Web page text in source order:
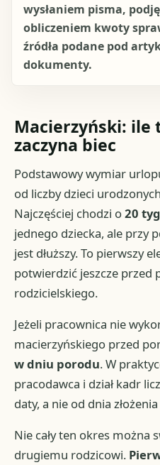
wysłaniem pisma,
obliczeniem kwoty
źródła podane pod
dokumenty.
Macierzyński: ile
zaczyna biec
Podstawowy wymiar
od liczby dzieci
Najczęściej chodzi o20
jednego dziecka, ale przy
jest dłuższy. To pierwszy
potwierdzić jeszcze przed
rodzicielskiego.
Jeżeli pracownica nie
macierzyńskiego przed
w dniu porodu. W
pracodawca i dział kadr
daty, a nie od dnia
Nie cały ten okres można
drugiemu rodzicowi.